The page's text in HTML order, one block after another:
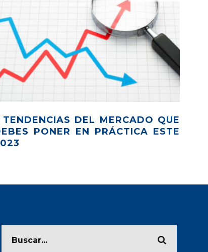
TENDENCIAS DEL MERCADO QUE
PONER EN PRÁCTICA ESTE